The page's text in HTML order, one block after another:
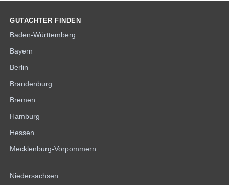
GUTACHTER FINDEN
Baden-Württemberg
Bayern
Berlin
Brandenburg
Bremen
Hamburg
Hessen
Mecklenburg-Vorpommern
Niedersachsen